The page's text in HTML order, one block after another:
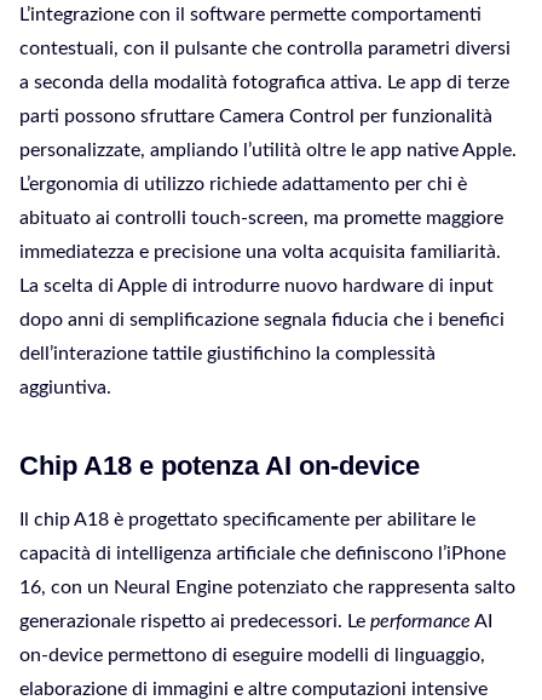
L’integrazione con il software permette comportamenti
contestuali, con il pulsante che controlla parametri diversi
a seconda della modalità fotografica attiva. Le app di terze
parti possono sfruttare Camera Control per funzionalità
personalizzate, ampliando l’utilità oltre le app native Apple.
L’ergonomia di utilizzo richiede adattamento per chi è
abituato ai controlli touch-screen, ma promette maggiore
immediatezza e precisione una volta acquisita familiarità.
La scelta di Apple di introdurre nuovo hardware di input
dopo anni di semplificazione segnala fiducia che i benefici
dell’interazione tattile giustifichino la complessità
aggiuntiva.
Chip A18 e potenza AI on-device
Il chip A18 è progettato specificamente per abilitare le
capacità di intelligenza artificiale che definiscono l’iPhone
16, con un Neural Engine potenziato che rappresenta salto
generazionale rispetto ai predecessori. Le performance AI
on-device permettono di eseguire modelli di linguaggio,
elaborazione di immagini e altre computazioni intensive